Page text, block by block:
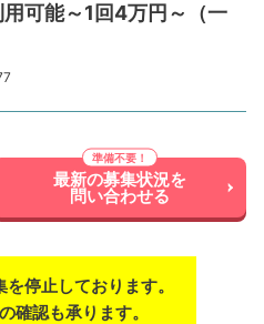
可能～1回4万円～（一
最新の募集状況を
問い合わせる
停止しております。
確認も承ります。